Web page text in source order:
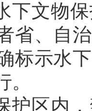
下文物
省、自
标示水
护区内